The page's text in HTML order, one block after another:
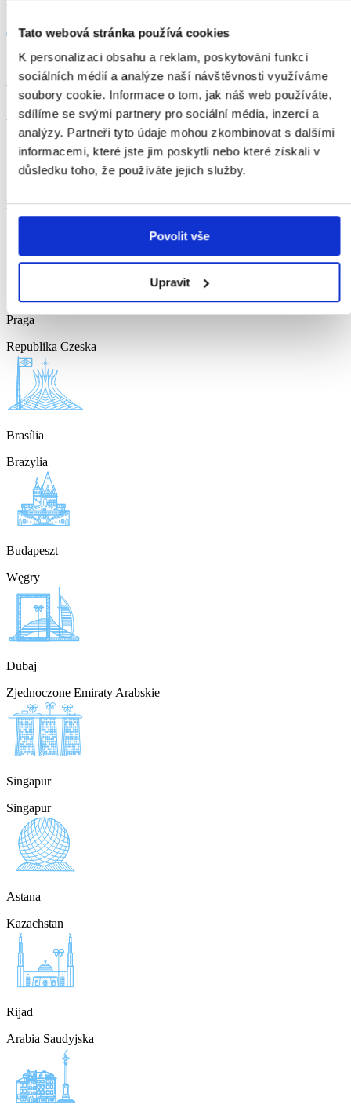
Tato webová stránka používá cookies
K personalizaci obsahu a reklam, poskytování funkcí
sociálních médií a analýze naší návštěvnosti využíváme
soubory cookie. Informace o tom, jak náš web používáte,
sdílíme se svými partnery pro sociální média, inzerci a
analýzy. Partneři tyto údaje mohou zkombinovat s dalšími
informacemi, které jste jim poskytli nebo které získali v
důsledku toho, že používáte jejich služby.
Povolit vše
Upravit
Wiedeń
Austria
Bratysława
Praga
Republika Czeska
Brasília
Brazylia
Budapeszt
Węgry
Dubaj
Zjednoczone Emiraty Arabskie
Singapur
Singapur
Astana
Kazachstan
Rijad
Arabia Saudyjska